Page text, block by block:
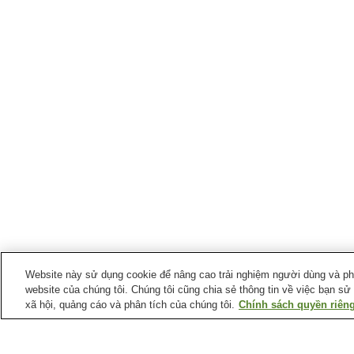
Ga xe lửa tại Thị trấn Tsunan
Website này sử dụng cookie để nâng cao trải nghiệm người dùng và
website của chúng tôi. Chúng tôi cũng chia sẻ thông tin về việc bạn
xã hội, quảng cáo và phân tích của chúng tôi. Chính sách quyền